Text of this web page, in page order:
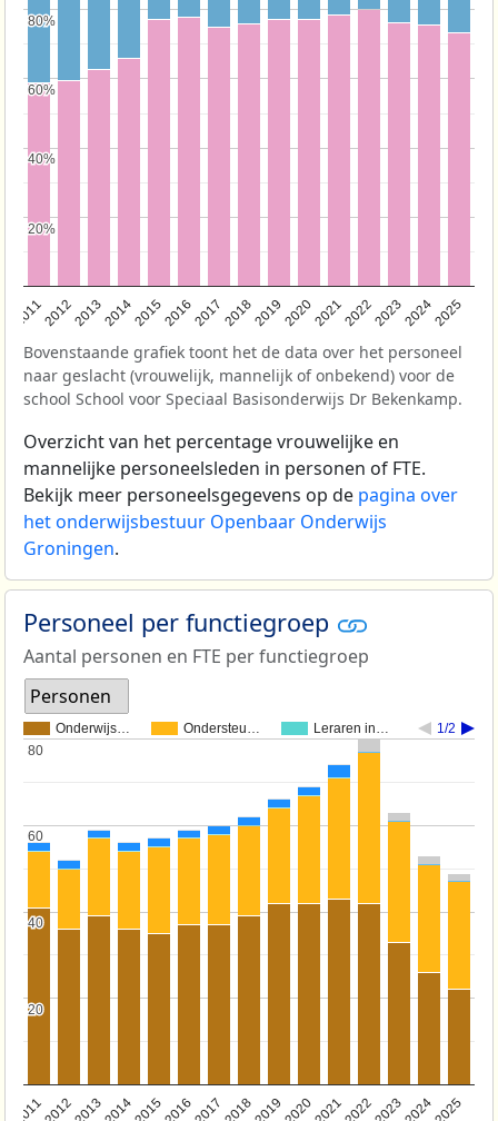
201120122013201420152016201720182019202020212022202320242025
20%
20%
40%
40%
60%
60%
80%
80%
Bovenstaande grafiek toont het de data over het personeel
naar geslacht (vrouwelijk, mannelijk of onbekend) voor de
school School voor Speciaal Basisonderwijs Dr Bekenkamp.
Overzicht van het percentage vrouwelijke en
mannelijke personeelsleden in personen of FTE.
Bekijk meer personeelsgegevens op de pagina over
het onderwijsbestuur Openbaar Onderwijs
Groningen.
Personeel per functiegroep
Aantal personen en FTE per functiegroep
Personen
Onderwijs… Ondersteu… Leraren in… 1/2
201120122013201420152016201720182019202020212022202320242025
20
20
40
40
60
60
80
80